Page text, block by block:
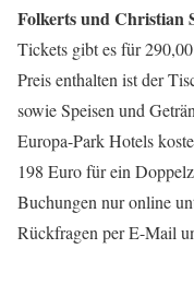
Folkerts und Christian
Tickets gibt es für
Preis enthalten ist der
sowie Speisen und
Europa-Park Hotels
198 Euro für ein
Buchungen nur online
Rückfragen per E-Mail